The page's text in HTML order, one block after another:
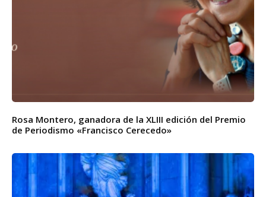
Rosa Montero, ganadora de la XLIII edición del Premio
de Periodismo «Francisco Cerecedo»